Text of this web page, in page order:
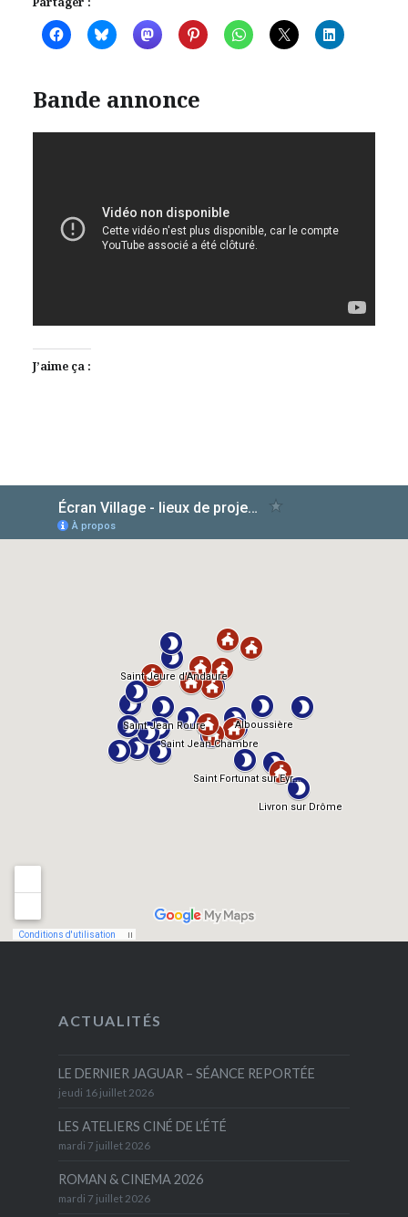
Bande annonce
J’aime ça :
AlloCiné
ACTUALITÉS
LE DERNIER JAGUAR – SÉANCE REPORTÉE
jeudi 16 juillet 2026
LES ATELIERS CINÉ DE L’ÉTÉ
mardi 7 juillet 2026
ROMAN & CINEMA 2026
mardi 7 juillet 2026